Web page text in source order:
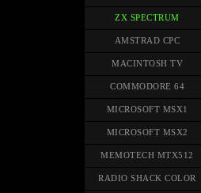
ZX SPECTRUM
AMSTRAD CPC
MACINTOSH TV
COMMODORE 64
MICROSOFT MSX1
MICROSOFT MSX2
MEMOTECH MTX512
RADIO SHACK COLOR